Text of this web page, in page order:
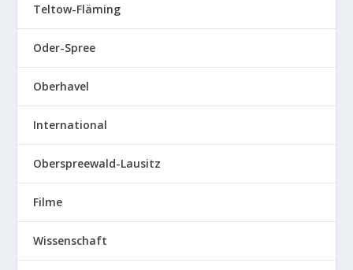
Teltow-Fläming
Oder-Spree
Oberhavel
International
Oberspreewald-Lausitz
Filme
Wissenschaft